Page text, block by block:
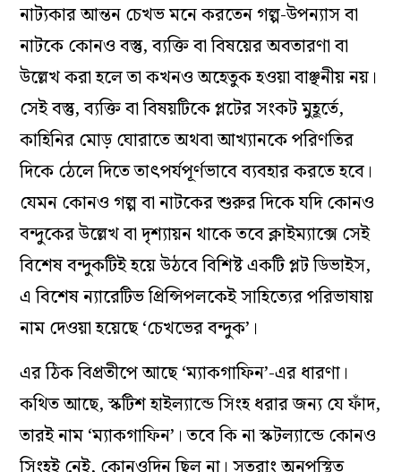
নাট্যকার আন্তন চেখভ মনে করতেন গল্প-উপন্যাস বা
নাটকে কোনও বস্তু, ব্যক্তি বা বিষয়ের অবতারণা বা
উল্লেখ করা হলে তা কখনও অহেতুক হওয়া বাঞ্ছনীয় নয়।
সেই বস্তু, ব্যক্তি বা বিষয়টিকে প্লটের সংকট মুহূর্তে,
কাহিনির মোড় ঘোরাতে অথবা আখ্যানকে পরিণতির
দিকে ঠেলে দিতে তাৎপর্যপূর্ণভাবে ব্যবহার করতে হবে।
যেমন কোনও গল্প বা নাটকের শুরুর দিকে যদি কোনও
বন্দুকের উল্লেখ বা দৃশ্যায়ন থাকে তবে ক্লাইম্যাক্সে সেই
বিশেষ বন্দুকটিই হয়ে উঠবে বিশিষ্ট একটি প্লট ডিভাইস,
এ বিশেষ ন্যারেটিভ প্রিন্সিপলকেই সাহিত্যের পরিভাষায়
নাম দেওয়া হয়েছে ‘চেখভের বন্দুক’।
এর ঠিক বিপ্রতীপে আছে ‘ম্যাকগাফিন’-এর ধারণা।
কথিত আছে, স্কটিশ হাইল্যান্ডে সিংহ ধরার জন্য যে ফাঁদ,
তারই নাম ‘ম্যাকগাফিন’। তবে কি না স্কটল্যান্ডে কোনও